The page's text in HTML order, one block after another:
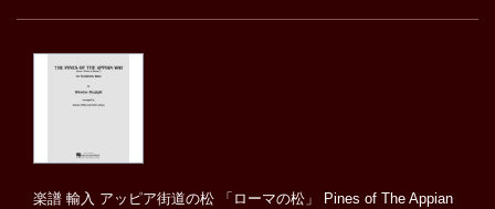
楽譜 輸入 アッピア街道の松 「ローマの松」 Pines of The Appian